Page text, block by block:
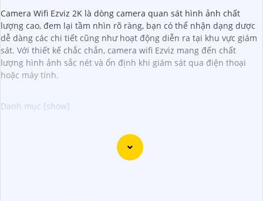
Camera Wifi Ezviz 2K là dòng camera quan sát hình ảnh chất
lượng cao, đem lại tầm nhìn rõ ràng, bạn có thể nhận dạng dược
dễ dàng các chi tiết cũng như hoạt động diễn ra tại khu vực giám
sát. Với thiết kế chắc chắn, camera wifi Ezviz mang đến chất
lượng hình ảnh sắc nét và ổn định khi giám sát qua điện thoại
hoặc máy tính.
"Bạn đang tìm kiếm một giải pháp an ninh hiệu quả và tiết
kiệm? Hãy khám phá Camera Wifi Ezviz - dòng sản phẩm